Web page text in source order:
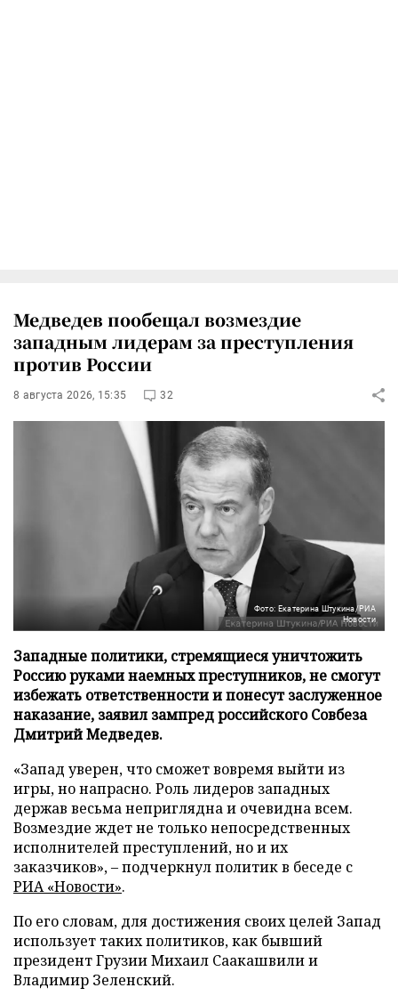
Медведев пообещал возмездие
западным лидерам за преступления
против России
8 августа 2026, 15:35 32
Фото: Екатерина Штукина/РИА
Новости
Западные политики, стремящиеся уничтожить
Россию руками наемных преступников, не смогут
избежать ответственности и понесут заслуженное
наказание, заявил зампред российского Совбеза
Дмитрий Медведев.
«Запад уверен, что сможет вовремя выйти из
игры, но напрасно. Роль лидеров западных
держав весьма неприглядна и очевидна всем.
Возмездие ждет не только непосредственных
исполнителей преступлений, но и их
заказчиков», – подчеркнул политик в беседе с
РИА «Новости».
По его словам, для достижения своих целей Запад
использует таких политиков, как бывший
президент Грузии Михаил Саакашвили и
Владимир Зеленский.